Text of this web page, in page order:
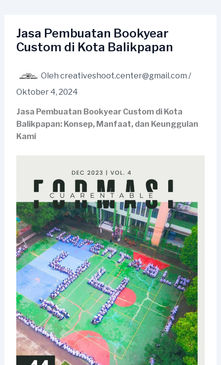
kontenJasa Pembuatan Bookyear
Custom di Kota Balikpapan
Oleh creativeshoot.center@gmail.com /
Oktober 4, 2024
Jasa Pembuatan Bookyear Custom di Kota
Balikpapan: Konsep, Manfaat, dan Keunggulan
Kami